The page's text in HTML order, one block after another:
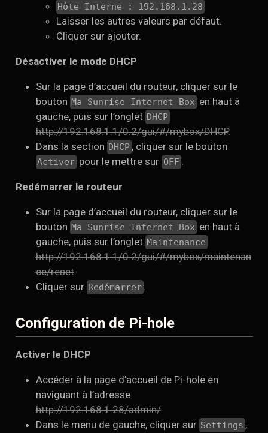
Hôte Interne : 192.168.1.28
Laisser les autres valeurs par défaut.
Cliquer sur ajouter.
Désactiver le mode DHCP
Sur la page d’accueil du routeur, cliquer sur le
bouton Ma Sunrise Internet Box en haut à
gauche, puis sur l’onglet DHCP
http://192.168.1.1/0.2/gui/#/mybox/DHCP.
Dans la section DHCP , cliquer sur le bouton
Activer pour le mettre sur OFF
Redémarrer le routeur
Sur la page d’accueil du routeur, cliquer sur le
bouton Ma Sunrise Internet Box en haut à
gauche, puis sur l’onglet Maintenance
http://192.168.1.1/0.2/gui/#/mybox/maintenan
ce/reset.
Cliquer sur Redémarrer
Configuration de Pi-hole
Activer le DHCP
Accéder à la page d’accueil de Pi-hole en
naviguant à l’adresse
http://192.168.1.28/admin/.
Dans le menu de gauche, cliquer sur Settings ,